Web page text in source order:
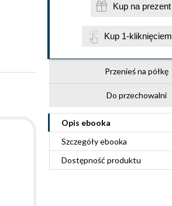
Kup na prezent
Kup 1-kliknięciem
Przenieś na półkę
Do przechowalni
Opis ebooka
Szczegółyebooka
Dostępność produktu